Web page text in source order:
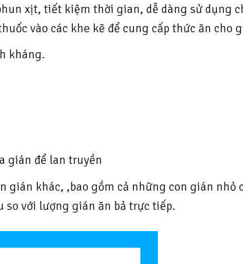
xịt, tiết kiệm thời gian, dễ dàng sử dụng
vào các khe kẽ để cung cấp thức ăn cho
kháng.
gián để lan truyền
gián khác, ,bao gồm cả những con gián nhỏ
so với lượng gián ăn bả trực tiếp.